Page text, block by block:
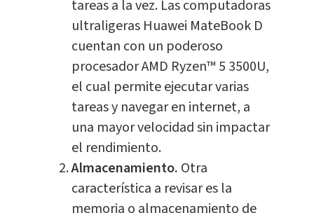
tareas a la vez. Las computadoras
ultraligeras Huawei MateBook D
cuentan con un poderoso
procesador AMD Ryzen™ 5 3500U,
el cual permite ejecutar varias
tareas y navegar en internet, a
una mayor velocidad sin impactar
el rendimiento.
Almacenamiento. Otra
característica a revisar es la
memoria o almacenamiento de